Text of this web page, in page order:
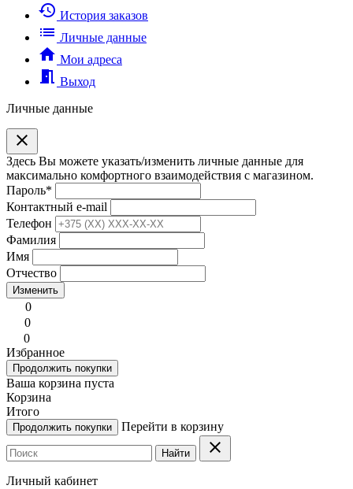
history История заказов
list Личные данные
home Мои адреса
meeting_room Выход
Личные данные
clear
Здесь Вы можете указать/изменить личные данные для
максимально комфортного взаимодействия с магазином.
Пароль*
Контактный e-mail
Телефон
Фамилия
Имя
Отчество
Изменить
0
0
0
Избранное
Продолжить покупки
Ваша корзина пуста
Корзина
Итого
Продолжить покупки Перейти в корзину
Найти clear
Личный кабинет